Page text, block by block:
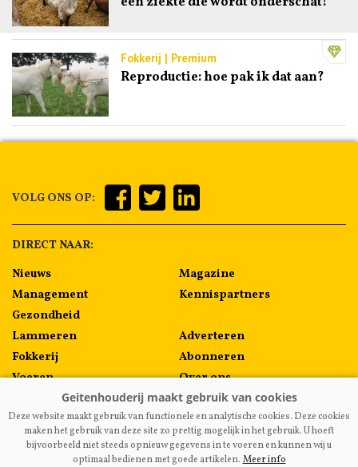
Fokkerij | Premium
Reproductie: hoe pak ik dat aan?
VOLG ONS OP:
DIRECT NAAR:
Nieuws
Management
Gezondheid
Lammeren
Fokkerij
Voeren
Algemeen
Melkprijzen
Magazine
Kennispartners
Adverteren
Abonneren
Over ons
Contact
Deze website maakt gebruik van functionele en analytische cookies. Deze cookies
maken het gebruik van deze site zo prettig mogelijk in het gebruik. U hoeft
bijvoorbeeld niet steeds opnieuw gegevens in te voeren en kunnen wij u
optimaal bedienen met goede artikelen. Meer info